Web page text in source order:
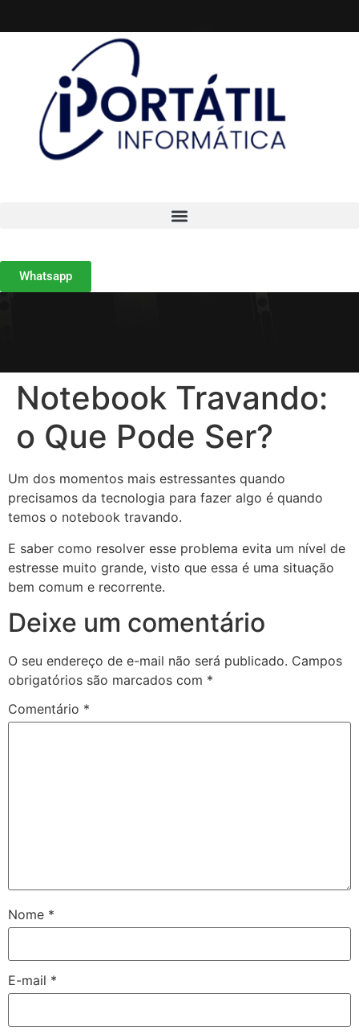
Whatsapp
Notebook Travando:
o Que Pode Ser?
Um dos momentos mais estressantes quando
precisamos da tecnologia para fazer algo é quando
temos o notebook travando.
E saber como resolver esse problema evita um nível de
estresse muito grande, visto que essa é uma situação
bem comum e recorrente.
Deixe um comentário
O seu endereço de e-mail não será publicado. Campos
obrigatórios são marcados com *
Comentário *
Nome *
E-mail *